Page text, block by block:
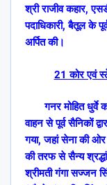
श्री राजीव कहार,
पदाधिकारी,बैतूल के
अर्पित की।
21 कोर एवं
गनर मोहित धुर्वे
वाहन से पूर्व सैनिकों
गया,जहां सेना की
की तरफ से सैन्य
श्रीमती गंगा सज्जन